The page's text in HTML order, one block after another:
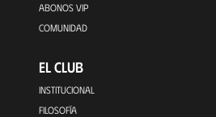
ABONOS VIP
COMUNIDAD
EL CLUB
INSTITUCIONAL
FILOSOFÍA